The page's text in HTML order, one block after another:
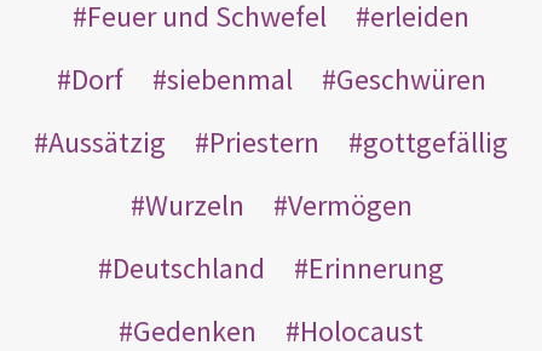
Feuer und Schwefel
erleiden
Dorf
siebenmal
Geschwüren
Aussätzig
Priestern
gottgefällig
Wurzeln
Vermögen
Deutschland
Erinnerung
Gedenken
Holocaust